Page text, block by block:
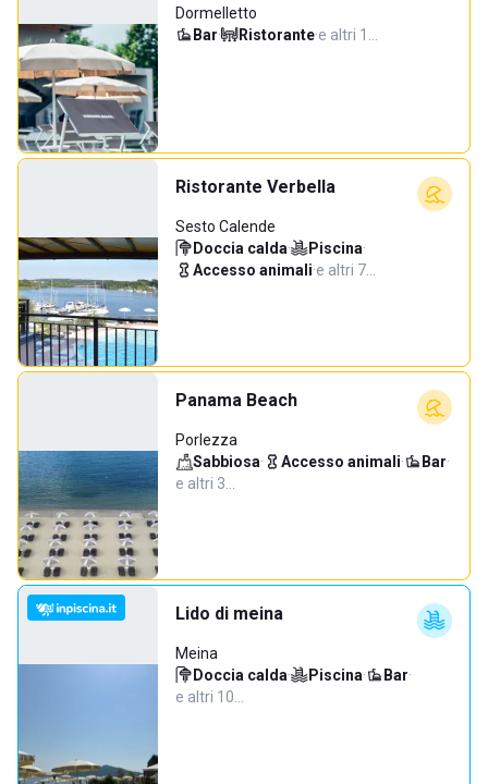
Dormelletto
Bar· Ristorante·e altri 1…
Ristorante Verbella
Sesto Calende
Doccia calda· Piscina·
Accesso animali·e altri 7…
Panama Beach
Porlezza
Sabbiosa· Accesso animali· Bar·
e altri 3…
Lido di meina
Meina
Doccia calda· Piscina· Bar·
e altri 10…